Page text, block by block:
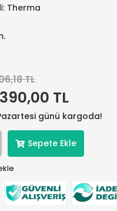
Therma
TL
TL
günü kargoda!
Sepete Ekle